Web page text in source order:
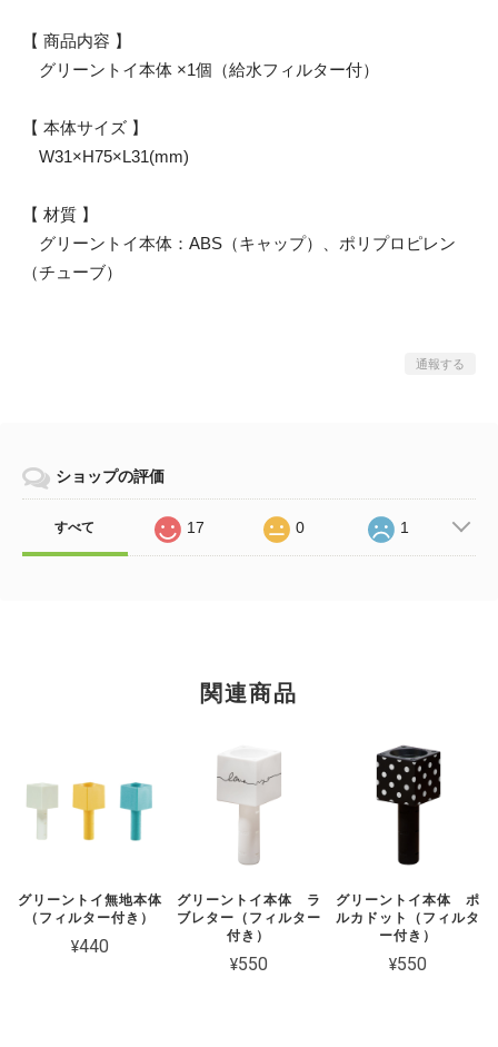
【 商品内容 】
グリーントイ本体 ×1個（給水フィルター付）
【 本体サイズ 】
W31×H75×L31(mm)
【 材質 】
グリーントイ本体：ABS（キャップ）、ポリプロピレン
（チューブ）
通報する
ショップの評価
すべて 17 0 1
関連商品
グリーントイ無地本体
（フィルター付き）
¥440
グリーントイ本体 ラ
ブレター（フィルター
付き）
¥550
グリーントイ本体 ポ
ルカドット（フィルタ
ー付き）
¥550